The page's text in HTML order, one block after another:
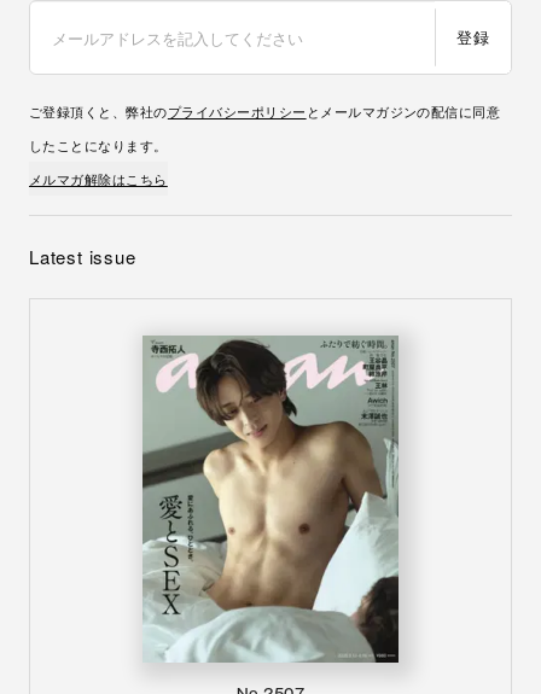
登録
ご登録頂くと、弊社のプライバシーポリシー とメールマガジンの配信に同意
したことになります。
メルマガ解除はこちら
Latest issue